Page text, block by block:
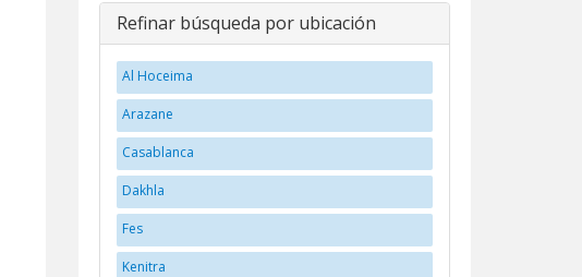
Refinar búsqueda por ubicación
Al Hoceima
Arazane
Casablanca
Dakhla
Fes
Kenitra